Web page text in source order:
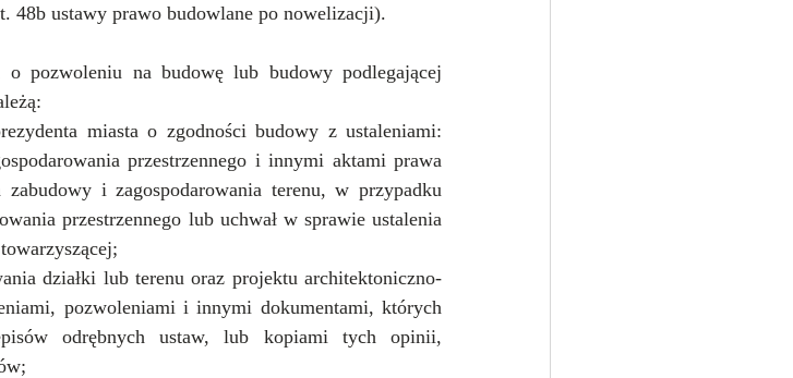
48b ustawy prawo budowlane po nowelizacji).
pozwoleniu na budowę lub budowy podlegającej
miasta o zgodności budowy z ustaleniami:
przestrzennego i innymi aktami prawa
i zagospodarowania terenu, w przypadku
przestrzennego lub uchwał w sprawie ustalenia
działki lub terenu oraz projektu architektoniczno-
pozwoleniami i innymi dokumentami, których
odrębnych ustaw, lub kopiami tych opinii,